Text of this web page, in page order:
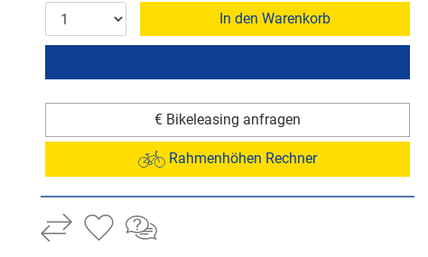
In den Warenkorb
€ Bikeleasing anfragen
Rahmenhöhen Rechner